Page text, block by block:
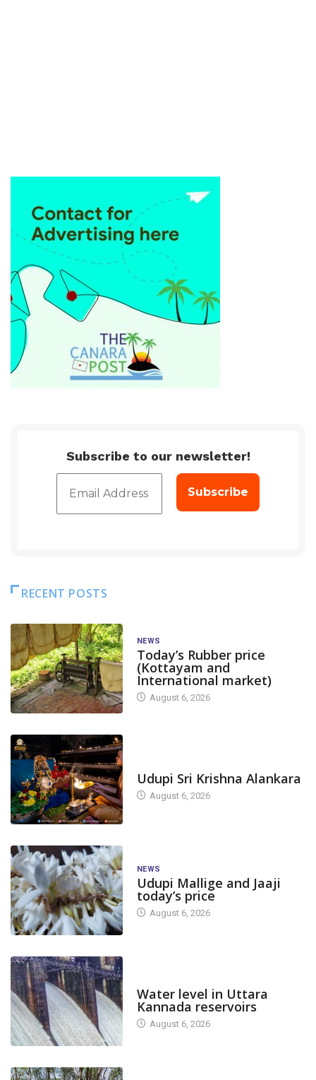
Subscribe to our newsletter!
RECENT POSTS
NEWS
Today’s Rubber price
(Kottayam and
International market)
August 6, 2026
Udupi Sri Krishna Alankara
August 6, 2026
NEWS
Udupi Mallige and Jaaji
today’s price
August 6, 2026
Water level in Uttara
Kannada reservoirs
August 6, 2026